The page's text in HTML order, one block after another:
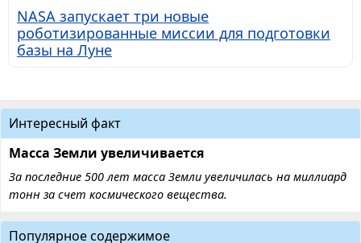
NASA запускает три новые
роботизированные миссии для подготовки
базы на Луне
Интересный факт
Масса Земли увеличивается
За последние 500 лет масса Земли увеличилась на миллиард
тонн за счет космического вещества.
Популярное содержимое